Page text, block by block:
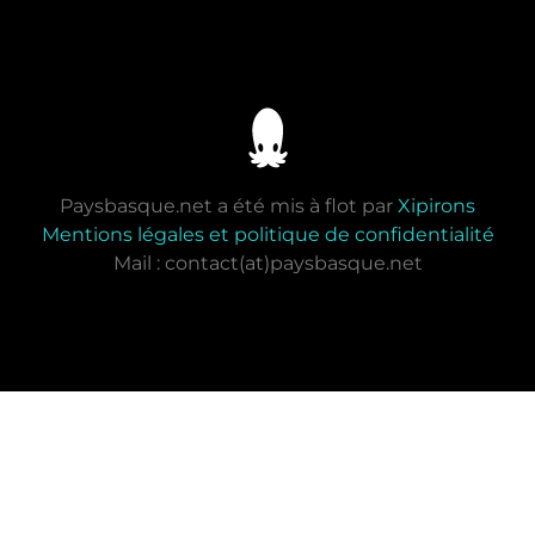
Paysbasque.net a été mis à flot par Xipirons
Mentions légales et politique de confidentialité
Mail : contact(at)paysbasque.net